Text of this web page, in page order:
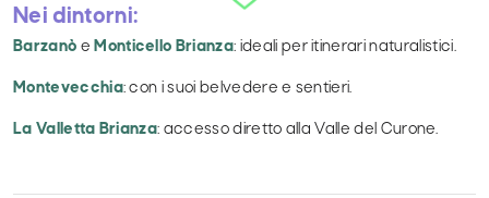
Nei dintorni:
Barzanò e Monticello Brianza: ideali per itinerari naturalistici.
Montevecchia: con i suoi belvedere e sentieri.
La Valletta Brianza: accesso diretto alla Valle del Curone.